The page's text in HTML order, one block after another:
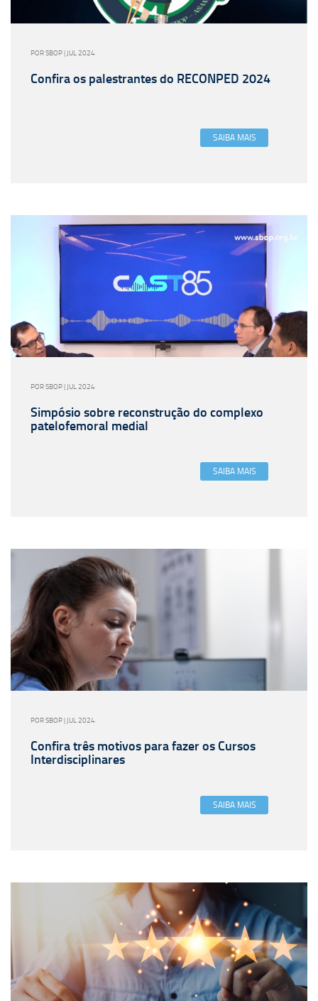
POR SBOP | JUL 2024
Confira os palestrantes do RECONPED 2024
SAIBA MAIS
POR SBOP | JUL 2024
Simpósio sobre reconstrução do complexo
patelofemoral medial
SAIBA MAIS
POR SBOP | JUL 2024
Confira três motivos para fazer os Cursos
Interdisciplinares
SAIBA MAIS